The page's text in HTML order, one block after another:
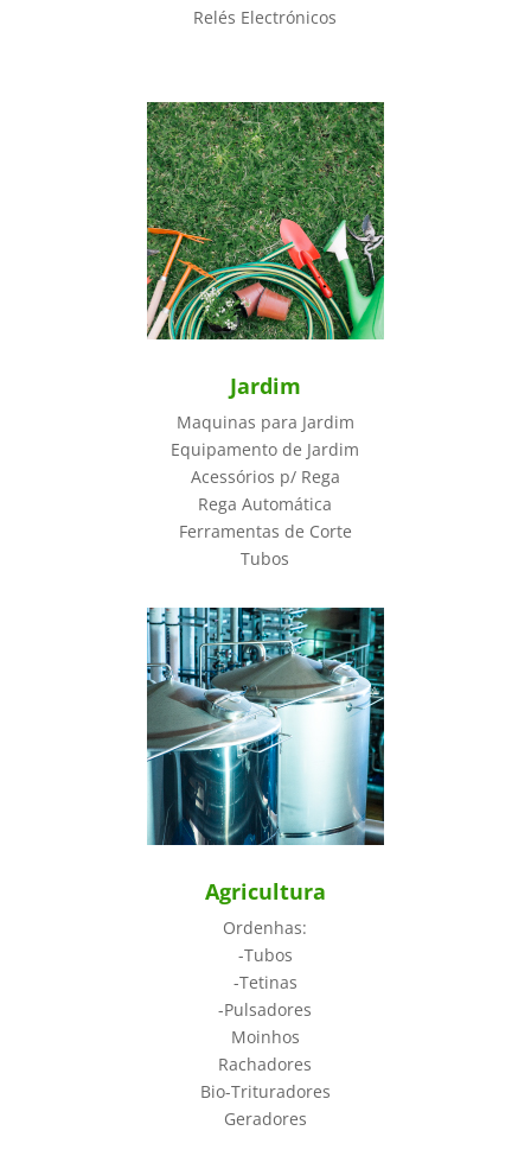
Relés Electrónicos
Jardim
Maquinas para Jardim
Equipamento de Jardim
Acessórios p/ Rega
Rega Automática
Ferramentas de Corte
Tubos
Agricultura
Ordenhas:
-Tubos
-Tetinas
-Pulsadores
Moinhos
Rachadores
Bio-Trituradores
Geradores